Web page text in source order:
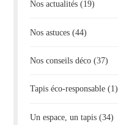
Nos actualités (19)
Nos astuces (44)
Nos conseils déco (37)
Tapis éco-responsable (1)
Un espace, un tapis (34)